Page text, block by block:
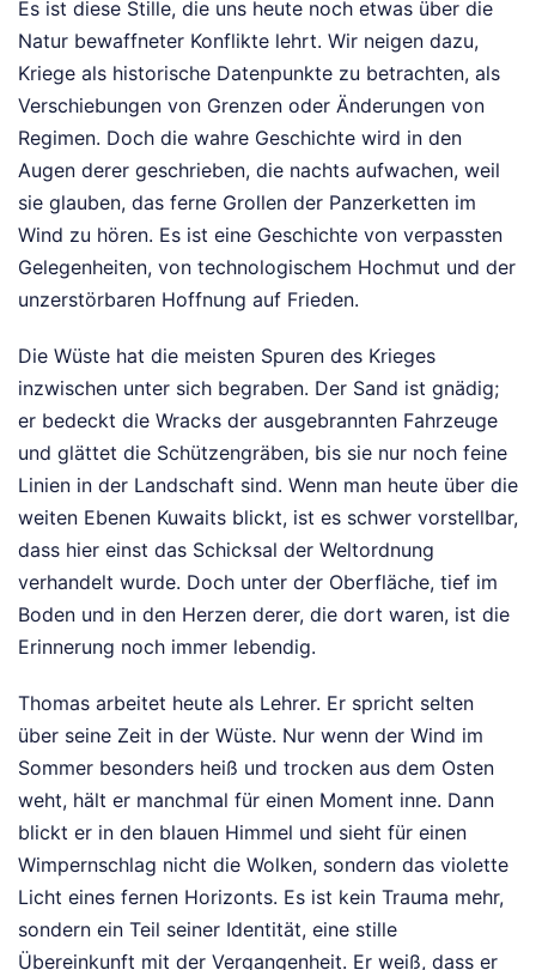
Es ist diese Stille, die uns heute noch etwas über die
Natur bewaffneter Konflikte lehrt. Wir neigen dazu,
Kriege als historische Datenpunkte zu betrachten, als
Verschiebungen von Grenzen oder Änderungen von
Regimen. Doch die wahre Geschichte wird in den
Augen derer geschrieben, die nachts aufwachen, weil
sie glauben, das ferne Grollen der Panzerketten im
Wind zu hören. Es ist eine Geschichte von verpassten
Gelegenheiten, von technologischem Hochmut und der
unzerstörbaren Hoffnung auf Frieden.
Die Wüste hat die meisten Spuren des Krieges
inzwischen unter sich begraben. Der Sand ist gnädig;
er bedeckt die Wracks der ausgebrannten Fahrzeuge
und glättet die Schützengräben, bis sie nur noch feine
Linien in der Landschaft sind. Wenn man heute über die
weiten Ebenen Kuwaits blickt, ist es schwer vorstellbar,
dass hier einst das Schicksal der Weltordnung
verhandelt wurde. Doch unter der Oberfläche, tief im
Boden und in den Herzen derer, die dort waren, ist die
Erinnerung noch immer lebendig.
Thomas arbeitet heute als Lehrer. Er spricht selten
über seine Zeit in der Wüste. Nur wenn der Wind im
Sommer besonders heiß und trocken aus dem Osten
weht, hält er manchmal für einen Moment inne. Dann
blickt er in den blauen Himmel und sieht für einen
Wimpernschlag nicht die Wolken, sondern das violette
Licht eines fernen Horizonts. Es ist kein Trauma mehr,
sondern ein Teil seiner Identität, eine stille
Übereinkunft mit der Vergangenheit. Er weiß, dass er